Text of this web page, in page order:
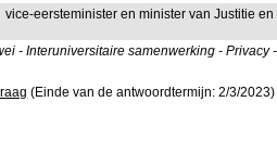
vice-eersteminister en minister van Justitie
- Interuniversitaire samenwerking -
(Einde van de antwoordtermijn: 2/3/2023)